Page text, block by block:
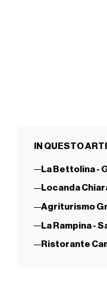
IN QUESTO
La Bettolina -
Locanda
Agriturismo
La Rampina -
Ristorante